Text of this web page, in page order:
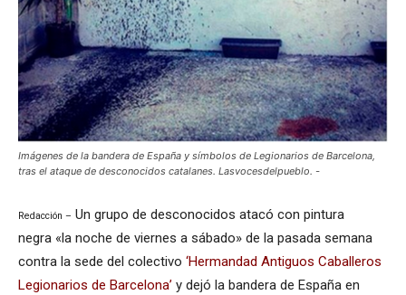
Imágenes de la bandera de España y símbolos de Legionarios de Barcelona,
tras el ataque de desconocidos catalanes. Lasvocesdelpueblo. -
Redacción – Un grupo de desconocidos atacó con pintura
negra «la noche de viernes a sábado» de la pasada semana
contra la sede del colectivo ‘Hermandad Antiguos Caballeros
Legionarios de Barcelona’ y dejó la bandera de España en